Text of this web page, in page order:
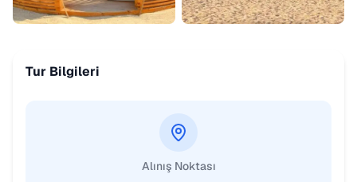
Tur Bilgileri
Alınış Noktası